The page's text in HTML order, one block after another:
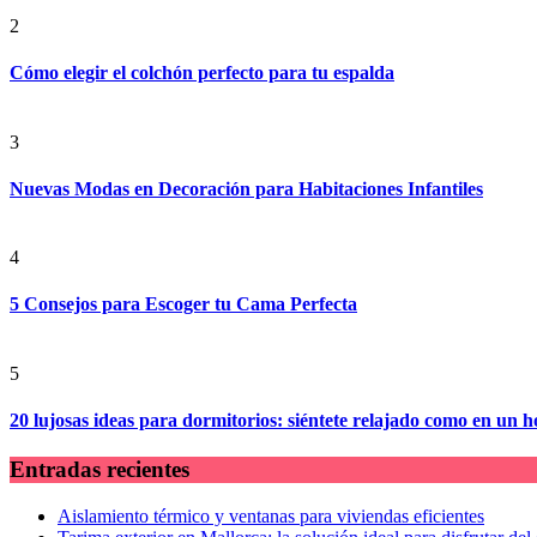
2
Cómo elegir el colchón perfecto para tu espalda
3
Nuevas Modas en Decoración para Habitaciones Infantiles
4
5 Consejos para Escoger tu Cama Perfecta
5
20 lujosas ideas para dormitorios: siéntete relajado como en un
Entradas recientes
Aislamiento térmico y ventanas para viviendas eficientes